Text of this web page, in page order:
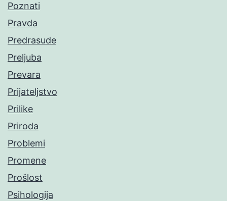
Poznati
Pravda
Predrasude
Preljuba
Prevara
Prijateljstvo
Prilike
Priroda
Problemi
Promene
Prošlost
Psihologija